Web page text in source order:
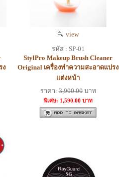
ง
view
รหัส : SP-01
StylPro Makeup Brush Cleaner
Original เครื่องทำความสะอาดแปรง
แต่งหน้า
ราคา:3,900.00บาท
พิเศษ: 1,590.00 บาท